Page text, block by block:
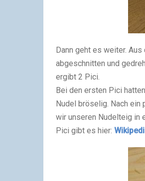
Dann geht es weiter.
abgeschnitten und
ergibt 2 Pici.
Bei den ersten Pici
Nudel bröselig. Nach ein
wir unseren Nudelteig in
Pici gibt es hier: